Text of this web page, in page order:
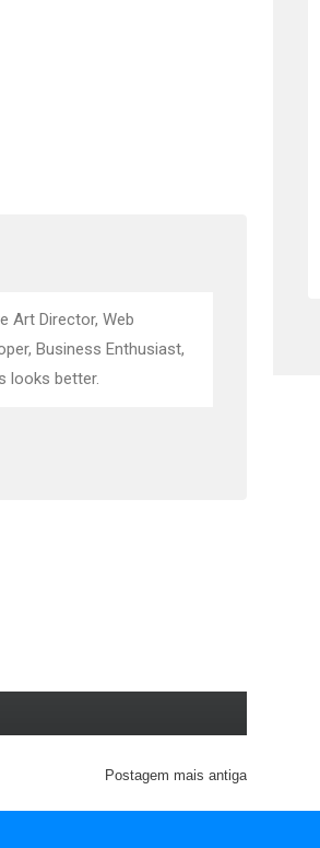
Art Director, Web
Business Enthusiast,
looks better.
Postagem mais antiga